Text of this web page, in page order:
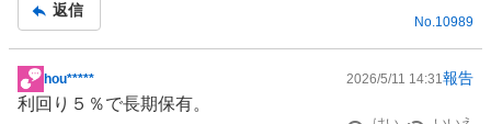
返信
No. 10989
掲
示
hou***** 2026/5/11 14:31 報告
利回り５％で長期保有。